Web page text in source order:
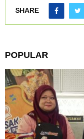
SHARE
POPULAR